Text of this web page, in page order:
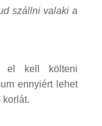
szállni valaki a
el kell költeni
ennyiért lehet
korlát.